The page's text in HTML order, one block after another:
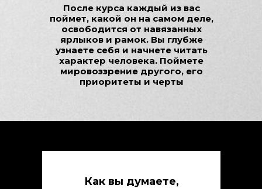
После курса каждый из вас
поймет, какой он на самом деле,
освободится от навязанных
ярлыков и рамок. Вы глубже
узнаете себя и начнете читать
характер человека. Поймете
мировоззрение другого, его
приоритеты и черты
Как вы думаете,